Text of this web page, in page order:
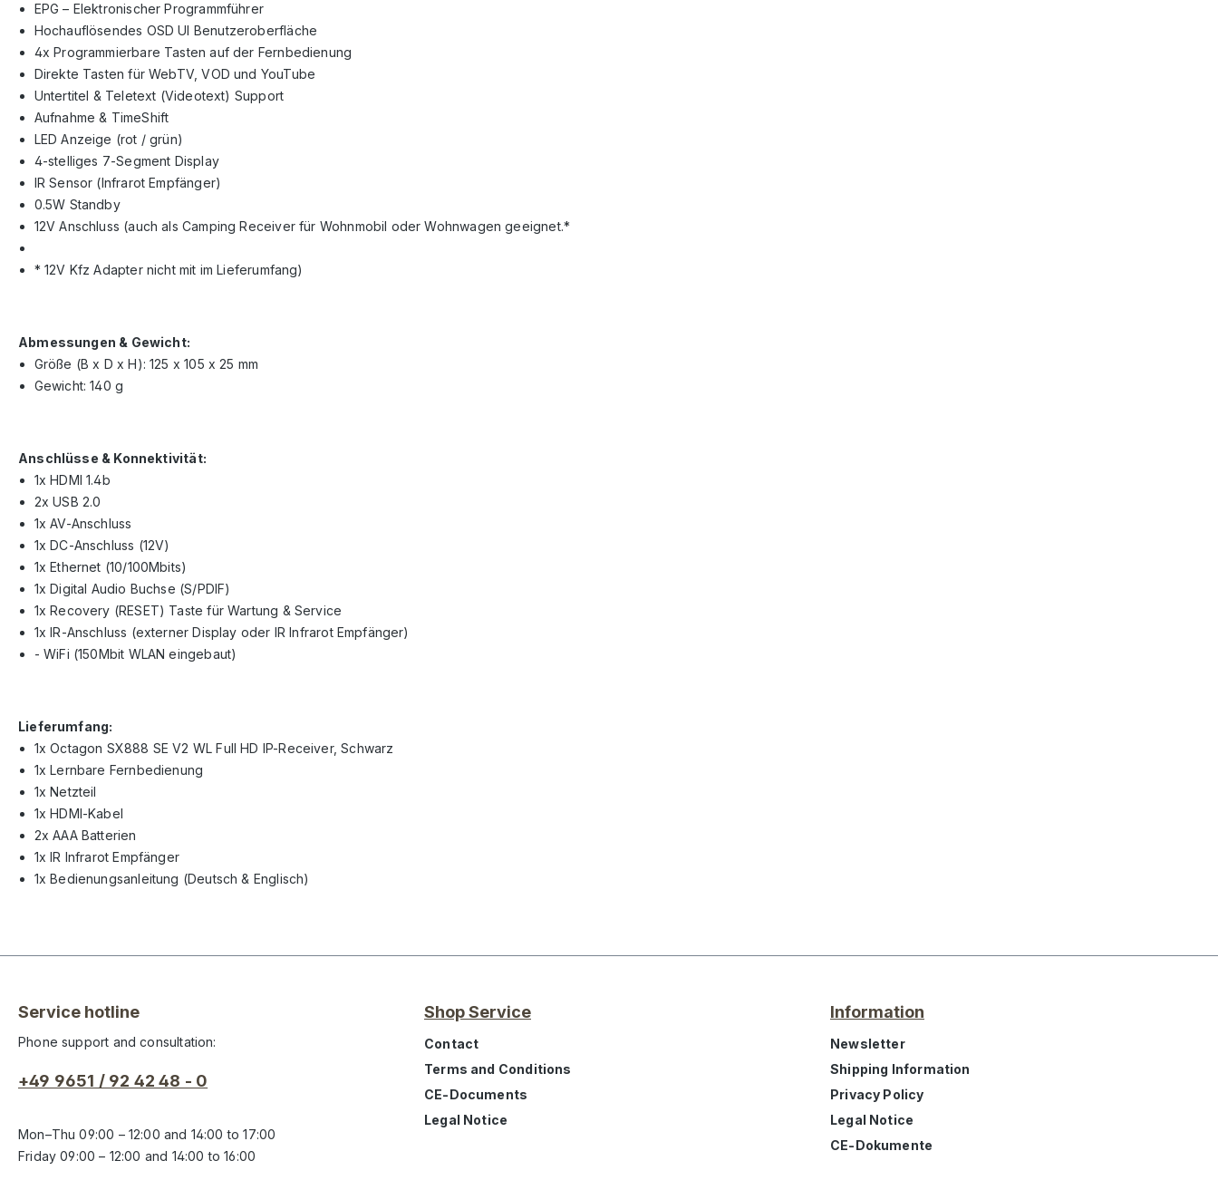
EPG – Elektronischer Programmführer
Hochauflösendes OSD UI Benutzeroberfläche
4x Programmierbare Tasten auf der Fernbedienung
Direkte Tasten für WebTV, VOD und YouTube
Untertitel & Teletext (Videotext) Support
Aufnahme & TimeShift
LED Anzeige (rot / grün)
4-stelliges 7-Segment Display
IR Sensor (Infrarot Empfänger)
0.5W Standby
12V Anschluss (auch als Camping Receiver für Wohnmobil oder Wohnwagen geeignet.*
* 12V Kfz Adapter nicht mit im Lieferumfang)
Abmessungen & Gewicht:
Größe (B x D x H): 125 x 105 x 25 mm
Gewicht: 140 g
Anschlüsse & Konnektivität:
1x HDMI 1.4b
2x USB 2.0
1x AV-Anschluss
1x DC-Anschluss (12V)
1x Ethernet (10/100Mbits)
1x Digital Audio Buchse (S/PDIF)
1x Recovery (RESET) Taste für Wartung & Service
1x IR-Anschluss (externer Display oder IR Infrarot Empfänger)
- WiFi (150Mbit WLAN eingebaut)
Lieferumfang:
1x Octagon SX888 SE V2 WL Full HD IP-Receiver, Schwarz
1x Lernbare Fernbedienung
1x Netzteil
1x HDMI-Kabel
2x AAA Batterien
1x IR Infrarot Empfänger
1x Bedienungsanleitung (Deutsch & Englisch)
Service hotline
Phone support and consultation:
+49 9651 / 92 42 48 - 0
Mon–Thu 09:00 – 12:00 and 14:00 to 17:00
Friday 09:00 – 12:00 and 14:00 to 16:00
Shop Service
Contact
Terms and Conditions
CE-Documents
Legal Notice
Information
Newsletter
Shipping Information
Privacy Policy
Legal Notice
CE-Dokumente